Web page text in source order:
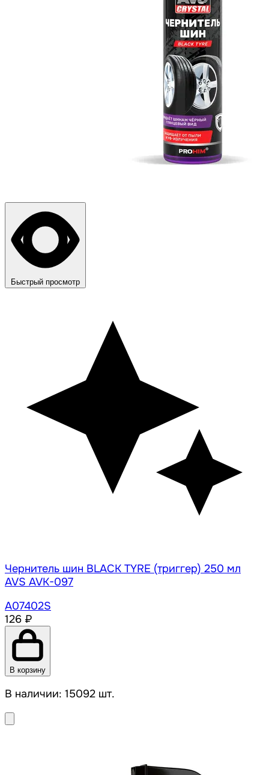
Быстрый просмотр
Чернитель шин BLACK TYRE (триггер) 250 мл
AVS AVK-097
A07402S
126 ₽
В корзину
В наличии: 15092 шт.